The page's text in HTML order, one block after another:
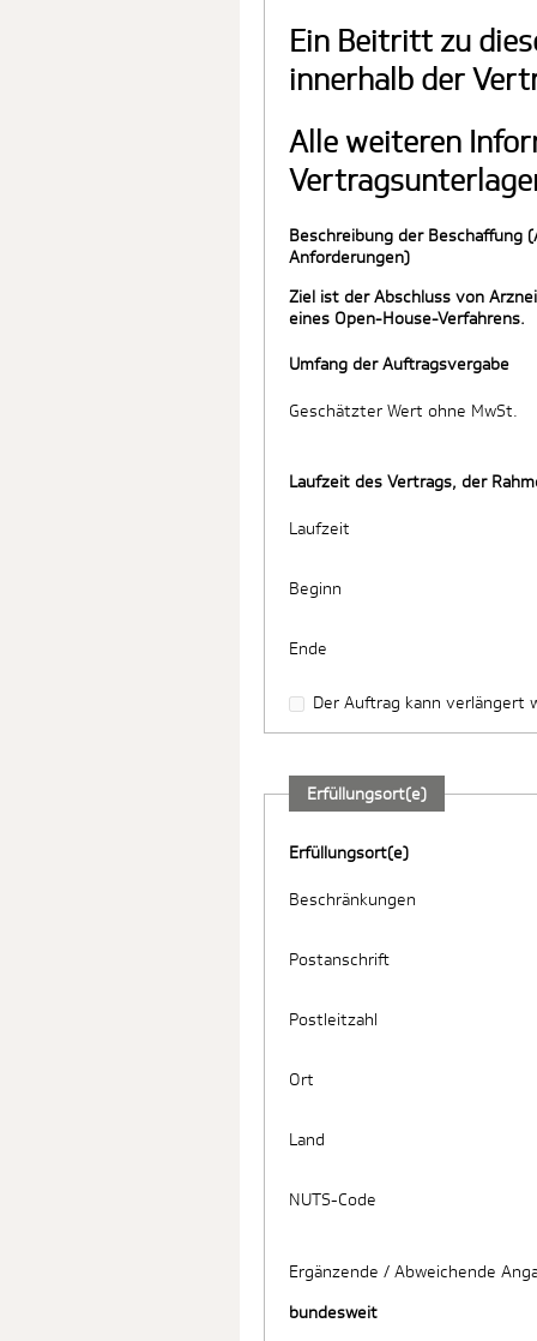
Ein Beitritt zu
innerhalb der
Alle weiteren
Beschreibung der Beschaffung
Anforderungen)
Ziel ist der Abschluss von
eines Open-House-Verfahrens.
Umfang der Auftragsvergabe
Geschätzter Wert ohne MwSt.
Laufzeit des Vertrags, der
Laufzeit
Beginn
Ende
Der Auftrag kann verlängert
Erfüllungsort(e)
Erfüllungsort(e)
Beschränkungen
Postanschrift
Postleitzahl
Ort
Land
NUTS-Code
Ergänzende / Abweichende
bundesweit